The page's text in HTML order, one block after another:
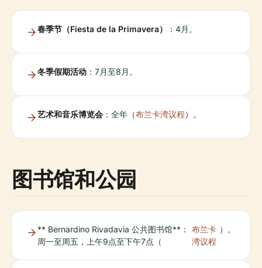
春季节（Fiesta de la Primavera） ：4月。
冬季假期活动 ：7月至8月。
艺术和音乐博览会 ：全年（布兰卡湾议程）。
图书馆和公园
** Bernardino Rivadavia 公共图书馆**：
周一至周五，上午9点至下午7点（
布兰卡
湾议程
）。